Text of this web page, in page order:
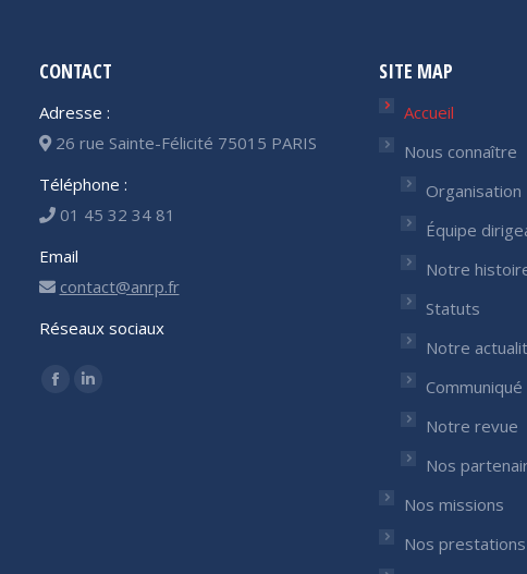
CONTACT
Adresse :
26 rue Sainte-Félicité 75015 PARIS
Téléphone :
01 45 32 34 81
Email
contact@anrp.fr
Réseaux sociaux
Trouvez nous sur :
Facebook
LinkedIn
SITE MAP
Accueil
Nous connaître
Organisation
Équipe
Notre
Statuts
Notre
Notre revue
Nos
Nos missions
Nos prestations